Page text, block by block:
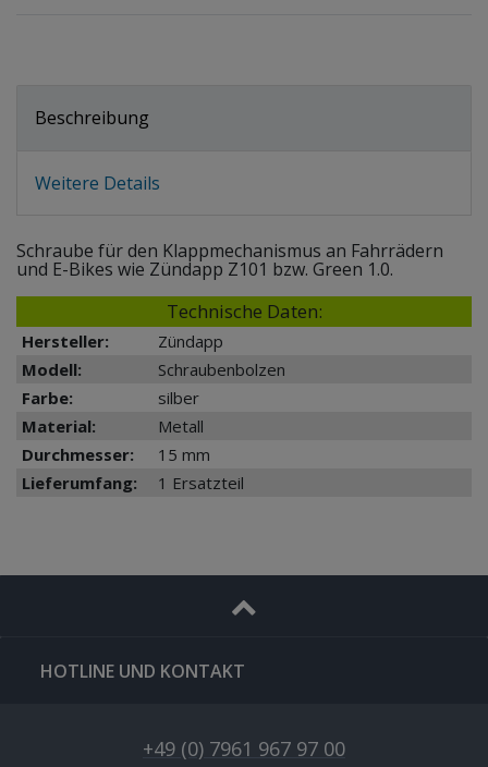
Beschreibung
Weitere Details
Schraube für den Klappmechanismus an Fahrrädern
und E-Bikes wie Zündapp Z101 bzw. Green 1.0.
Technische Daten:
Hersteller:
Zündapp
Modell:
Schraubenbolzen
Farbe:
silber
Material:
Metall
Durchmesser:
15 mm
Lieferumfang:
1 Ersatzteil
HOTLINE UND KONTAKT
+49 (0) 7961 967 97 00